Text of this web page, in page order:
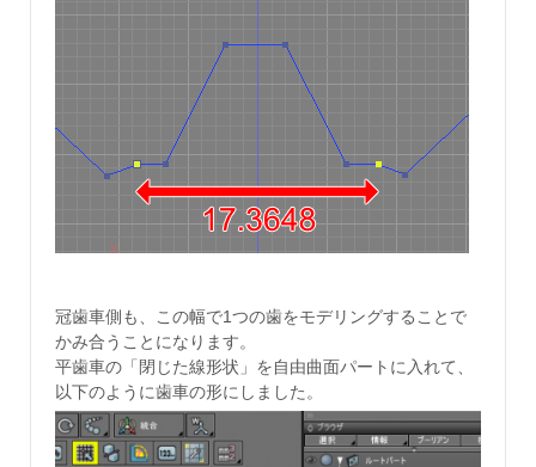
冠歯車側も、この幅で1つの歯をモデリングすることで
かみ合うことになります。
平歯車の「閉じた線形状」を自由曲面パートに入れて、
以下のように歯車の形にしました。